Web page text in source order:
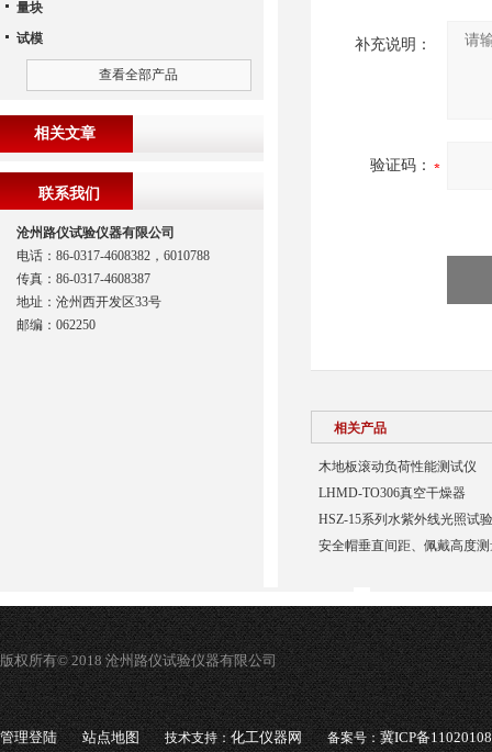
补充说明：
验证码：
相关产品
木地板滚动负荷性能测试仪
LHMD-TO306真空干燥器
HSZ-15系列水紫外线光照试
安全帽垂直间距、佩戴高度
量块
试模
查看全部产品
相关文章
联系我们
沧州路仪试验仪器有限公司
电话：86-0317-4608382，6010788
传真：86-0317-4608387
地址：沧州西开发区33号
邮编：062250
版权所有© 2018 沧州路仪试验仪器有限公司
管理登陆 站点地图 技术支持：化工仪器网 备案号：冀ICP备